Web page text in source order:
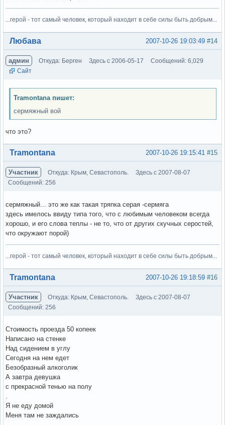
...герой - тот самый человек, который находит в себе силы быть добрым...
Вне форума #14
2007-10-26 19:03:49
Любава
админ Откуда: Берген Здесь с 2006-05-17
Сообщений: 6,029
Сайт
Tramontana пишет:
сермяжный вой
что это?
Вне форума #15
2007-10-26 19:15:41
Tramontana
Участник Откуда: Крым, Севастополь.
Здесь с 2007-08-07
Сообщений: 256
сермяжный... это же как такая тряпка серая -сермяга
здесь имелось ввиду типа того, что с любимым человеком всегда
хорошо, и его слова теплы - не то, что от других скучных серостей,
что окружают порой)
...герой - тот самый человек, который находит в себе силы быть добрым...
Вне форума #16
2007-10-26 19:18:59
Tramontana
Участник Откуда: Крым, Севастополь.
Здесь с 2007-08-07
Сообщений: 256
Стоимость проезда 50 копеек
Написано на стенке
Над сидением в углу
Сегодня на нем едет
Безобразный алкоголик
А завтра девушка
с прекрасной тенью на полу
Я не еду домой
Меня там не заждались